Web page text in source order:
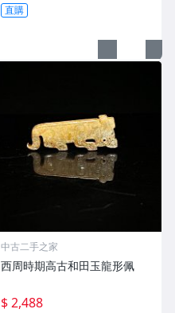
直購
中古二手之家
西周時期高古和田玉龍形佩
$ 2,488